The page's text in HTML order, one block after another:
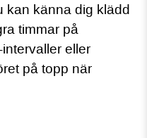
kan känna dig klädd
timmar på
eller
på topp när